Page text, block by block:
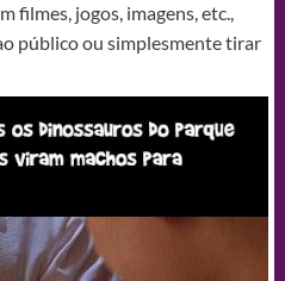
filmes, jogos, imagens, etc.,
público ou simplesmente tirar